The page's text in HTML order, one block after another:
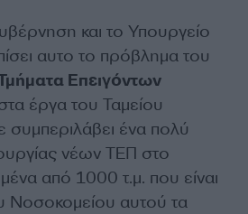
και το Υπουργείο
αυτο το πρόβλημα του
Επειγόντων
έργα του Ταμείου
ένα πολύ
νέων ΤΕΠ στο
από 1000 τ.μ. που είναι
Νοσοκομείου αυτού τα